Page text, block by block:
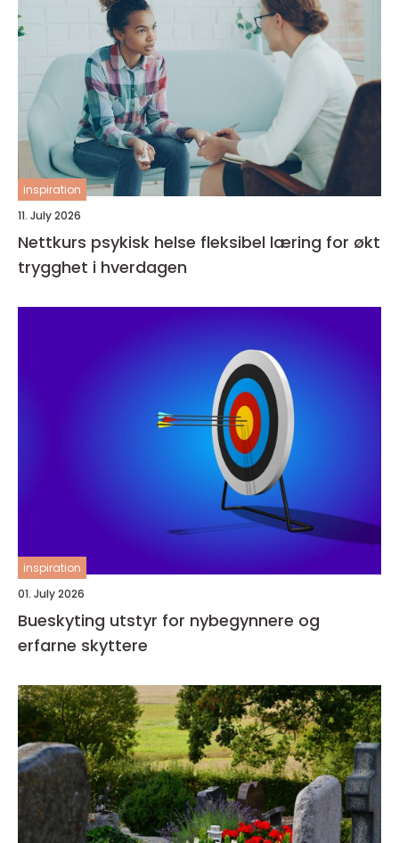
inspiration
11. July 2026
Nettkurs psykisk helse fleksibel læring for økt
trygghet i hverdagen
inspiration
01. July 2026
Bueskyting utstyr for nybegynnere og
erfarne skyttere